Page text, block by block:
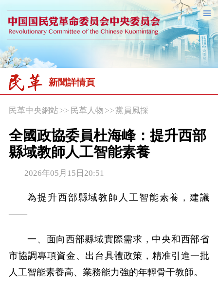
新聞詳情頁
民革中央網站>> 民革人物 >>黨員風採
全國政協委員杜海峰：提升西部
縣域教師人工智能素養
2026年05月15日20:51
為提升西部縣域教師人工智能素養，建議
——
一、面向西部縣域實際需求，中央和西部省
市協調專項資金、出台具體政策，精准引進一批
人工智能素養高、業務能力強的年輕骨干教師。